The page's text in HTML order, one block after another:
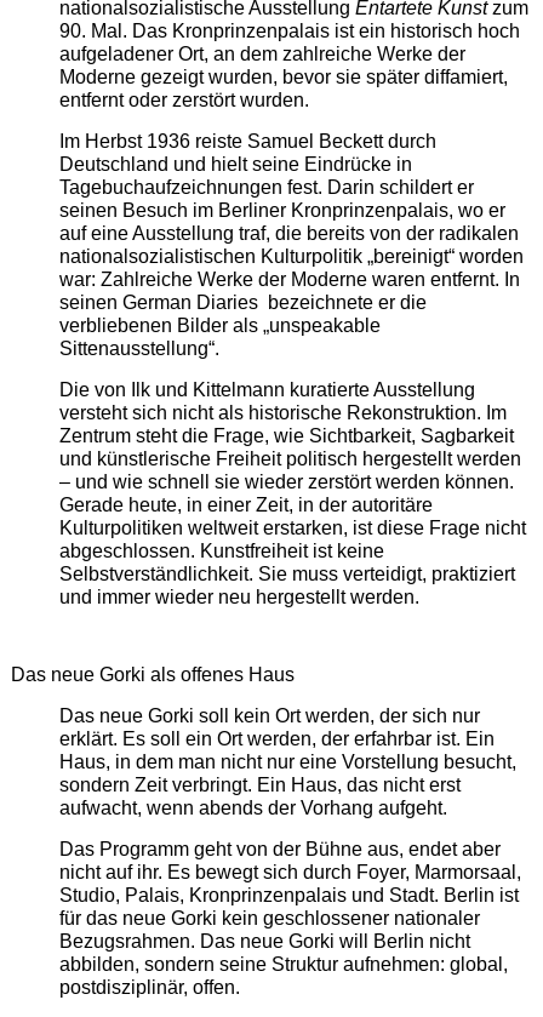
nationalsozialistische Ausstellung Entartete Kunstzum
90. Mal. Das Kronprinzenpalais ist ein historisch hoch
aufgeladener Ort, an dem zahlreiche Werke der
Moderne gezeigt wurden, bevor sie später diffamiert,
entfernt oder zerstört wurden.
Im Herbst 1936 reiste Samuel Beckett durch
Deutschland und hielt seine Eindrücke in
Tagebuchaufzeichnungen fest. Darin schildert er
seinen Besuch im Berliner Kronprinzenpalais, wo er
auf eine Ausstellung traf, die bereits von der radikalen
nationalsozialistischen Kulturpolitik „bereinigt“ worden
war: Zahlreiche Werke der Moderne waren entfernt. In
seinen German Diaries bezeichnete er die
verbliebenen Bilder als „unspeakable
Sittenausstellung“.
Die von Ilk und Kittelmann kuratierte Ausstellung
versteht sich nicht als historische Rekonstruktion. Im
Zentrum steht die Frage, wie Sichtbarkeit, Sagbarkeit
und künstlerische Freiheit politisch hergestellt werden
– und wie schnell sie wieder zerstört werden können.
Gerade heute, in einer Zeit, in der autoritäre
Kulturpolitiken weltweit erstarken, ist diese Frage nicht
abgeschlossen. Kunstfreiheit ist keine
Selbstverständlichkeit. Sie muss verteidigt, praktiziert
und immer wieder neu hergestellt werden.
Das neue Gorki als offenes Haus
Das neue Gorki soll kein Ort werden, der sich nur
erklärt. Es soll ein Ort werden, der erfahrbar ist. Ein
Haus, in dem man nicht nur eine Vorstellung besucht,
sondern Zeit verbringt. Ein Haus, das nicht erst
aufwacht, wenn abends der Vorhang aufgeht.
Das Programm geht von der Bühne aus, endet aber
nicht auf ihr. Es bewegt sich durch Foyer, Marmorsaal,
Studio, Palais, Kronprinzenpalais und Stadt. Berlin ist
für das neue Gorki kein geschlossener nationaler
Bezugsrahmen. Das neue Gorki will Berlin nicht
abbilden, sondern seine Struktur aufnehmen: global,
postdisziplinär, offen.